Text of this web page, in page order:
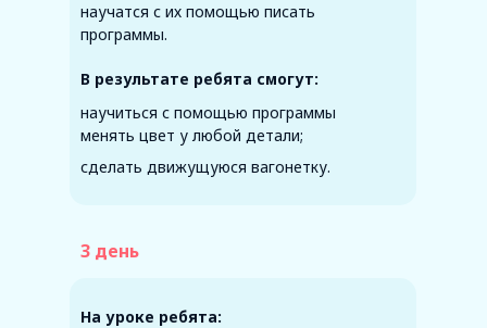
На уроке ребята:
В результате ребята смогут:
3 день
научатся с их помощью писать
программы.
научиться с помощью программы
менять цвет у любой детали;
сделать движущуюся вагонетку.